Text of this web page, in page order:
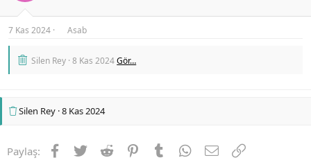
7 Kas 2024 Asab
Silen Rey 8 Kas 2024Gör…
Silen Rey 8 Kas 2024
Paylaş: Facebook
TwitterReddit PinterestTumblrWhatsApp
E-postaLink